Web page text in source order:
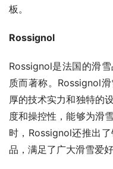
板。
Rossignol
Rossignol是法国的滑
质而著称。Rossignol
厚的技术实力和独特的
度和操控性，能够为滑
时，Rossignol还推出
品，满足了广大滑雪爱